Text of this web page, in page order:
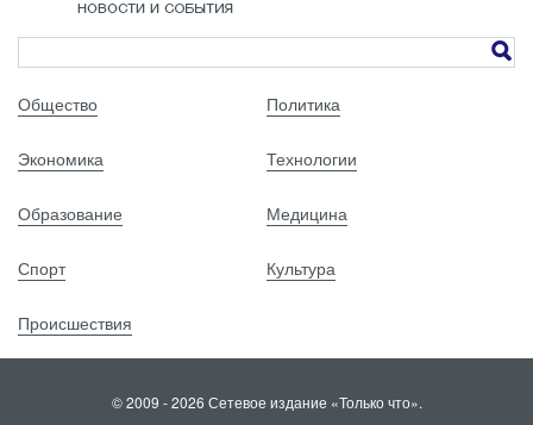
Общество Политика
Экономика Технологии
Образование Медицина
Спорт Культура
Происшествия
© 2009 - 2026 Сетевое издание «Только что».